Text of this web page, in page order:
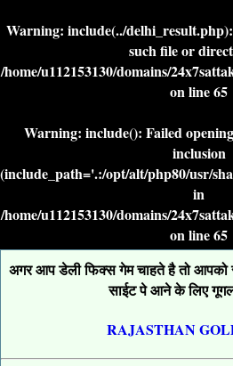
Warning: include(../
such file or
/home/u112153130/domains/
on line65
Warning: include(): Failed
inclusion
(include_path='.:/opt/alt/php80/usr/
in
/home/u112153130/domains/
on line65
अगर आप डेली फिक्स गेम चाहते है तो आपको
साईट पे आने के लिए
RAJASTHAN